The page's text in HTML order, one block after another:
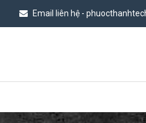
Email liên hệ -